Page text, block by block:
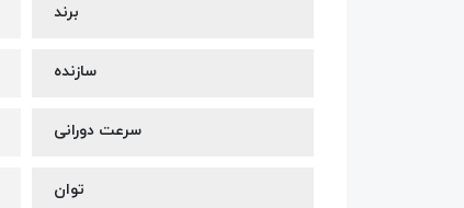
برند
سازنده
سرعت دورانی
توان